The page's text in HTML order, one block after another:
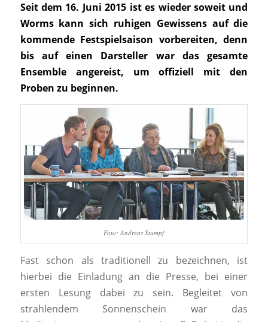
Seit dem 16. Juni 2015 ist es wieder soweit und
Worms kann sich ruhigen Gewissens auf die
kommende Festspielsaison vorbereiten, denn
bis auf einen Darsteller war das gesamte
Ensemble angereist, um offiziell mit den
Proben zu beginnen.
Foto: Andreas Stumpf
Fast schon als traditionell zu bezeichnen, ist
hierbei die Einladung an die Presse, bei einer
ersten Lesung dabei zu sein. Begleitet von
strahlendem Sonnenschein war das